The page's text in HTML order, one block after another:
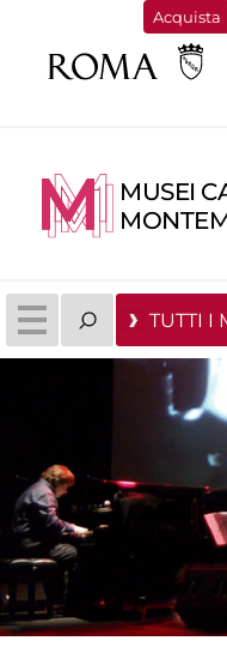
Acquista
MUSEI
TUTTI I